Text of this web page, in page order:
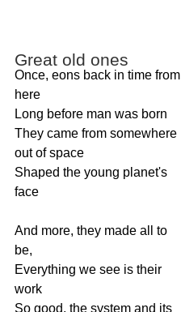
Great old ones
Once, eons back in time from
here
Long before man was born
They came from somewhere
out of space
Shaped the young planet's
face
And more, they made all
to
be,
Everything we see is their
work
So good, the system and its